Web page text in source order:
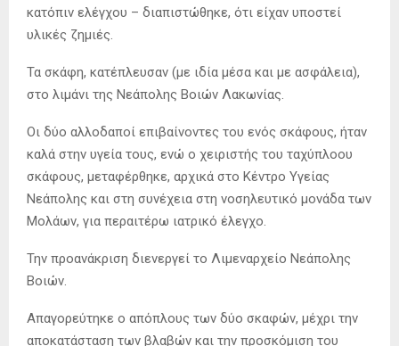
κατόπιν ελέγχου – διαπιστώθηκε, ότι είχαν υποστεί
υλικές ζημιές.
Τα σκάφη, κατέπλευσαν (με ιδία μέσα και με ασφάλεια),
στο λιμάνι της Νεάπολης Βοιών Λακωνίας.
Οι δύο αλλοδαποί επιβαίνοντες του ενός σκάφους, ήταν
καλά στην υγεία τους, ενώ ο χειριστής του ταχύπλοου
σκάφους, μεταφέρθηκε, αρχικά στο Κέντρο Υγείας
Νεάπολης και στη συνέχεια στη νοσηλευτικό μονάδα των
Μολάων, για περαιτέρω ιατρικό έλεγχο.
Την προανάκριση διενεργεί το Λιμεναρχείο Νεάπολης
Βοιών.
Απαγορεύτηκε ο απόπλους των δύο σκαφών, μέχρι την
αποκατάσταση των βλαβών και την προσκόμιση του